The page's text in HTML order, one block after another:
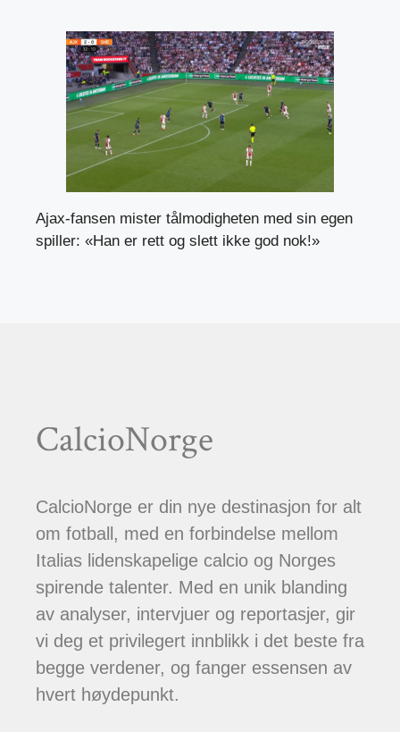
Ajax-fansen mister tålmodigheten med sin egen
spiller: «Han er rett og slett ikke god nok!»
CalcioNorge
CalcioNorge er din nye destinasjon for alt
om fotball, med en forbindelse mellom
Italias lidenskapelige calcio og Norges
spirende talenter. Med en unik blanding
av analyser, intervjuer og reportasjer, gir
vi deg et privilegert innblikk i det beste fra
begge verdener, og fanger essensen av
hvert høydepunkt.